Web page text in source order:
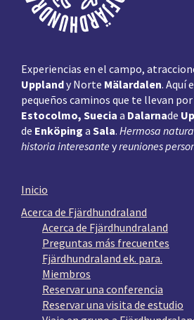
Experiencias en el campo,
Upplandy Norte Mälardalen. Aquí
pequeños caminos que te llevan
Estocolmo, Suecia a Dalarnade
de Enköping a Sala. Hermosa
historia interesante yreuniones
Inicio
Acerca de Fjärdhundraland
Acerca de Fjärdhundraland
Preguntas más frecuentes
Fjärdhundraland ek. para.
Miembros
Reservar una conferencia
Reservar una visita de estudio